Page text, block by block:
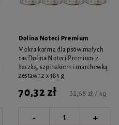
Dolina Noteci Premium
Mokra karma dla psów małych
ras Dolina Noteci Premium z
kaczką, szpinakiem i marchewką
zestaw 12 x 185 g
70,32 zł 31,68 zł / kg
- +